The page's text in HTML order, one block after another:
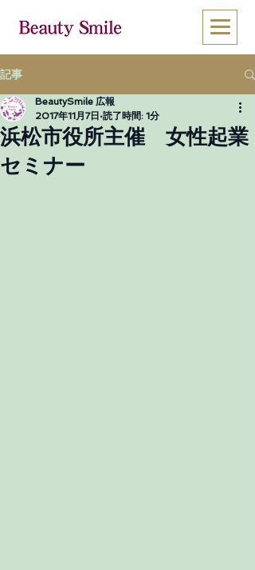
記事
浜松市役所主催 女性起業
セミナー
BeautySmile 広報
2017年11月7日 読了時間: 1分